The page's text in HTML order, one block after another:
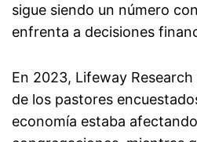
sigue siendo un número
enfrenta a decisiones
En 2023, Lifeway
de los pastores
economía estaba